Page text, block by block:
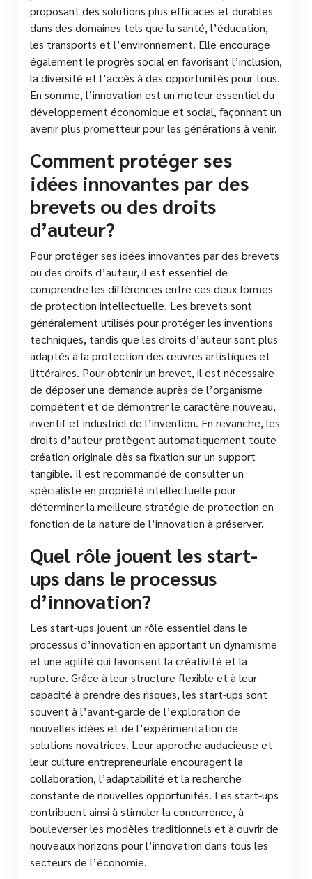
proposant des solutions plus efficaces et durables
dans des domaines tels que la santé, l’éducation,
les transports et l’environnement. Elle encourage
également le progrès social en favorisant l’inclusion,
la diversité et l’accès à des opportunités pour tous.
En somme, l’innovation est un moteur essentiel du
développement économique et social, façonnant un
avenir plus prometteur pour les générations à venir.
Comment protéger ses
idées innovantes par des
brevets ou des droits
d’auteur?
Pour protéger ses idées innovantes par des brevets
ou des droits d’auteur, il est essentiel de
comprendre les différences entre ces deux formes
de protection intellectuelle. Les brevets sont
généralement utilisés pour protéger les inventions
techniques, tandis que les droits d’auteur sont plus
adaptés à la protection des œuvres artistiques et
littéraires. Pour obtenir un brevet, il est nécessaire
de déposer une demande auprès de l’organisme
compétent et de démontrer le caractère nouveau,
inventif et industriel de l’invention. En revanche, les
droits d’auteur protègent automatiquement toute
création originale dès sa fixation sur un support
tangible. Il est recommandé de consulter un
spécialiste en propriété intellectuelle pour
déterminer la meilleure stratégie de protection en
fonction de la nature de l’innovation à préserver.
Quel rôle jouent les start-
ups dans le processus
d’innovation?
Les start-ups jouent un rôle essentiel dans le
processus d’innovation en apportant un dynamisme
et une agilité qui favorisent la créativité et la
rupture. Grâce à leur structure flexible et à leur
capacité à prendre des risques, les start-ups sont
souvent à l’avant-garde de l’exploration de
nouvelles idées et de l’expérimentation de
solutions novatrices. Leur approche audacieuse et
leur culture entrepreneuriale encouragent la
collaboration, l’adaptabilité et la recherche
constante de nouvelles opportunités. Les start-ups
contribuent ainsi à stimuler la concurrence, à
bouleverser les modèles traditionnels et à ouvrir de
nouveaux horizons pour l’innovation dans tous les
secteurs de l’économie.